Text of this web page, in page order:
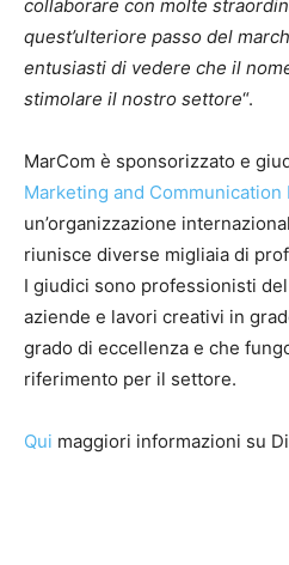
collaborare con molte
quest’ulteriore passo del
entusiasti di vedere che il
stimolare il nostro settore“.
MarCom è sponsorizzato e
Marketing and Communication
un’organizzazione
riunisce diverse migliaia di
I giudici sono professionisti
aziende e lavori creativi in
grado di eccellenza e che
riferimento per il settore.
Qui maggiori informazioni su